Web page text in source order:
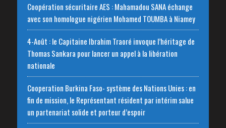
Coopération sécuritaire AES : Mahamadou SANA échange
avec son homologue nigérien Mohamed TOUMBA à Niamey
4-Août : le Capitaine Ibrahim Traoré invoque l’héritage de
Thomas Sankara pour lancer un appel à la libération
nationale
‎Cooperation Burkina Faso- système des Nations Unies : en
fin de mission, le Représentant résident par intérim salue
un partenariat solide et porteur d’espoir